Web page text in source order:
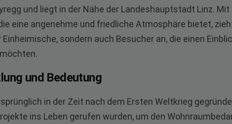
und liegt in der Nähe der Landeshauptstadt Linz. Mit
eine angenehme und friedliche Atmosphäre bietet,
sondern auch Besucher an, die einen
und Bedeutung
in der Zeit nach dem Ersten Weltkrieg
ins Leben gerufen wurden, um den